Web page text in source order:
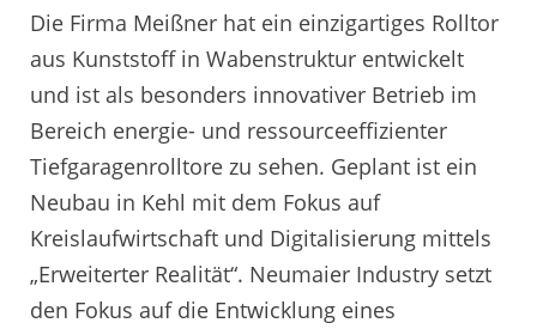
Die Firma Meißner hat ein einzigartiges Rolltor
aus Kunststoff in Wabenstruktur entwickelt
und ist als besonders innovativer Betrieb im
Bereich energie- und ressourceeffizienter
Tiefgaragenrolltore zu sehen. Geplant ist ein
Neubau in Kehl mit dem Fokus auf
Kreislaufwirtschaft und Digitalisierung mittels
„Erweiterter Realität“. Neumaier Industry setzt
den Fokus auf die Entwicklung eines